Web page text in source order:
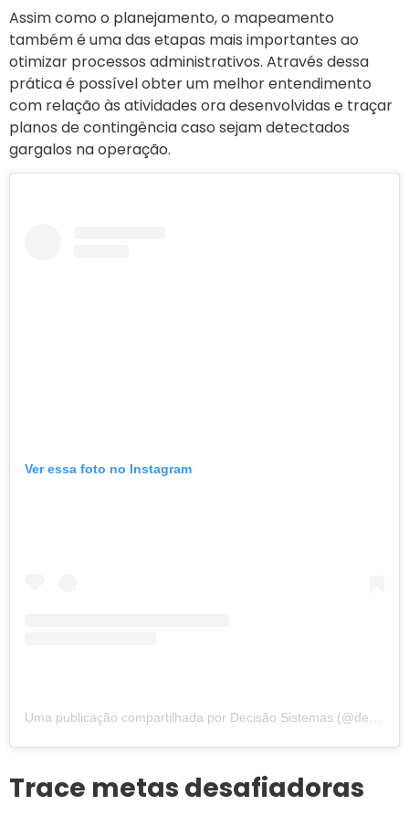
Assim como o planejamento, o mapeamento
também é uma das etapas mais importantes ao
otimizar processos administrativos. Através dessa
prática é possível obter um melhor entendimento
com relação às atividades ora desenvolvidas e traçar
planos de contingência caso sejam detectados
gargalos na operação.
Ver essa foto no Instagram
Trace metas desafiadoras